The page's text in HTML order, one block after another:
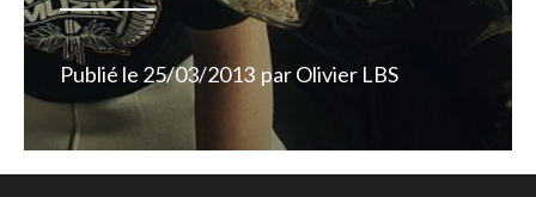
Publié le 25/03/2013 parOlivier LBS